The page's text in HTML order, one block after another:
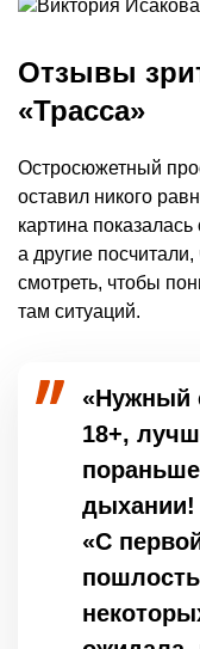
Отзывы
«Трасса»
Остросюжетный
оставил никого
картина
а другие
смотреть, чтобы
там ситуаций.
«Нужный
18+,
дыхании!
«С